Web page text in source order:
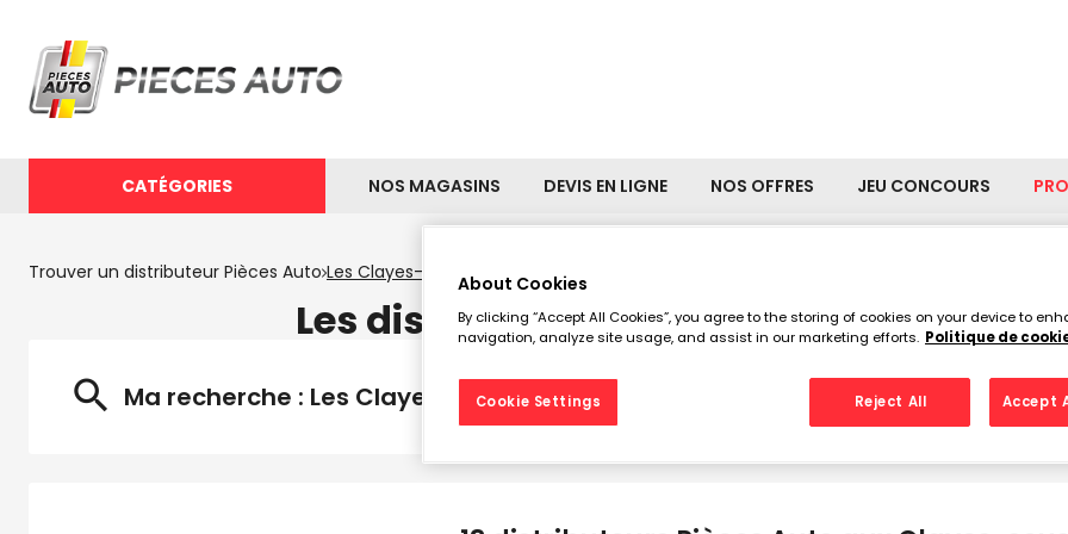
CATÉGORIES NOS MAGASINS DEVIS EN LIGNE NOS OFFRES JEU CONCOURS
Trouver un distributeur Pièces Auto Les Clayes-sous-Bois
Les distributeurs Pièces Auto aux
Ma recherche : Les Clayes-sous-Bois
About Cookies
By clicking “Accept All Cookies”, you agree to the storing of cookies on your device to
navigation, analyze site usage, and assist in our marketing efforts. Politique de
Reject All Accept
Cookie Settings